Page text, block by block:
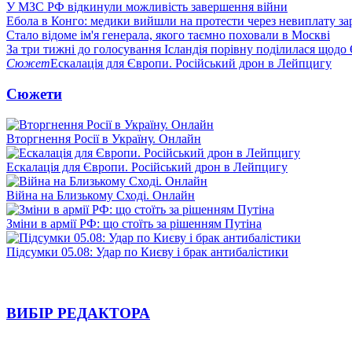
У МЗС РФ відкинули можливість завершення війни
Ебола в Конго: медики вийшли на протести через невиплату
Стало відоме ім'я генерала, якого таємно поховали в Москві
За три тижні до голосування Ісландія порівну поділилася
СюжетЕскалація для Європи. Російський дрон в Лейпцигу
Сюжети
Вторгнення Росії в Україну. Онлайн
Ескалація для Європи. Російський дрон в Лейпцигу
Війна на Близькому Сході. Онлайн
Зміни в армії РФ: що стоїть за рішенням Путіна
Підсумки 05.08: Удар по Києву і брак антибалістики
ВИБІР РЕДАКТОРА